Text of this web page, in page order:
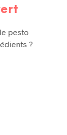
pesto
?